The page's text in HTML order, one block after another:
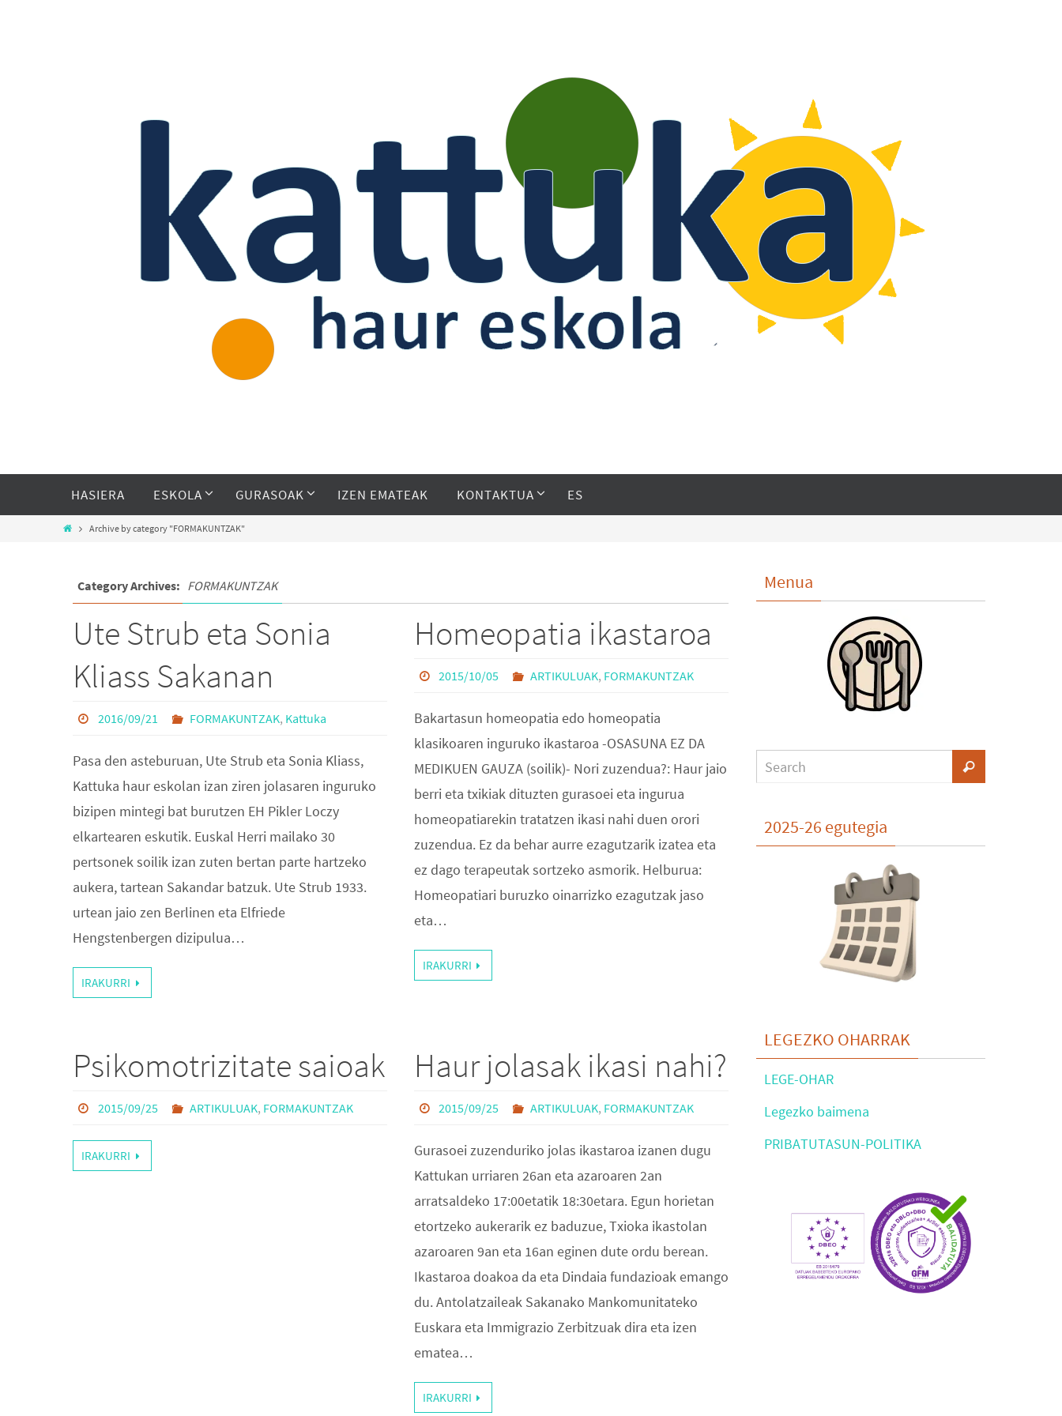
HASIERA ESKOLA GURASOAK IZEN EMATEAK KONTAKTUA ES
Archive by category "FORMAKUNTZAK"
Category Archives: FORMAKUNTZAK
Ute Strub eta Sonia
Kliass Sakanan
2016/09/21 FORMAKUNTZAK, Kattuka
Pasa den asteburuan, Ute Strub eta Sonia Kliass,
Kattuka haur eskolan izan ziren jolasaren inguruko
bizipen mintegi bat burutzen EH Pikler Loczy
elkartearen eskutik. Euskal Herri mailako 30
pertsonek soilik izan zuten bertan parte hartzeko
aukera, tartean Sakandar batzuk. Ute Strub 1933.
urtean jaio zen Berlinen eta Elfriede
Hengstenbergen dizipulua…
IRAKURRI
Homeopatia ikastaroa
2015/10/05 ARTIKULUAK, FORMAKUNTZAK
Bakartasun homeopatia edo homeopatia
klasikoaren inguruko ikastaroa -OSASUNA EZ DA
MEDIKUEN GAUZA (soilik)- Nori zuzendua?: Haur jaio
berri eta txikiak dituzten gurasoei eta ingurua
homeopatiarekin tratatzen ikasi nahi duen orori
zuzendua. Ez da behar aurre ezagutzarik izatea eta
ez dago terapeutak sortzeko asmorik. Helburua:
Homeopatiari buruzko oinarrizko ezagutzak jaso
eta…
IRAKURRI
Psikomotrizitate saioak
2015/09/25 ARTIKULUAK, FORMAKUNTZAK
IRAKURRI
Haur jolasak ikasi nahi?
2015/09/25 ARTIKULUAK, FORMAKUNTZAK
Gurasoei zuzenduriko jolas ikastaroa izanen dugu
Kattukan urriaren 26an eta azaroaren 2an
arratsaldeko 17:00etatik 18:30etara. Egun horietan
etortzeko aukerarik ez baduzue, Txioka ikastolan
azaroaren 9an eta 16an eginen dute ordu berean.
Ikastaroa doakoa da eta Dindaia fundazioak emango
du. Antolatzaileak Sakanako Mankomunitateko
Euskara eta Immigrazio Zerbitzuak dira eta izen
ematea…
IRAKURRI
Menua
2025-26 egutegia
LEGEZKO OHARRAK
LEGE-OHAR
Legezko baimena
PRIBATUTASUN-POLITIKA